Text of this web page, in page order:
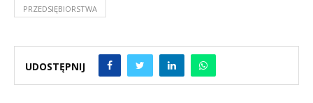
PRZEDSIĘBIORSTWA
UDOSTĘPNIJ